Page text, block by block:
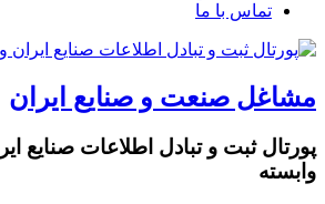
تماس با ما
مشاغل صنعت و صنایع ایران
پورتال ثبت و تبادل اطلاعات صنایع
وابسته